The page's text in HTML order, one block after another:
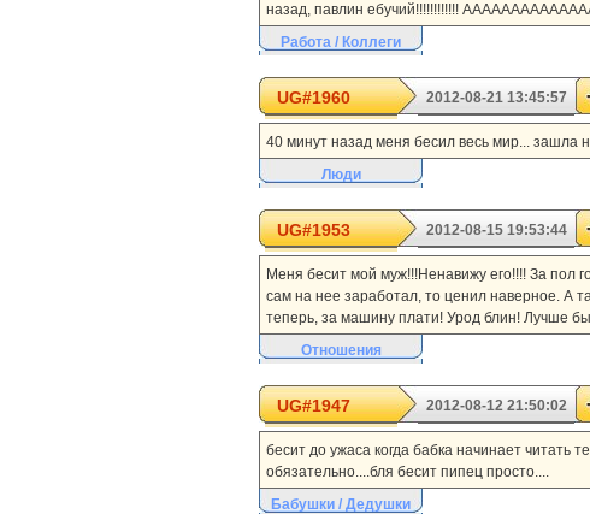
назад, павлин ебучий!!!!!!!!!!!!
Работа / Коллеги
UG#1960 2012-08-21 13:45:57
40 минут назад меня бесил весь мир... зашла
Люди
UG#1953 2012-08-15 19:53:44
Меня бесит мой муж!!!Ненавижу его!!!! За пол
сам на нее заработал, то ценил наверное. А
теперь, за машину плати! Урод блин! Лучше
Отношения
UG#1947 2012-08-12 21:50:02
бесит до ужаса когда бабка начинает читать
обязательно....бля бесит пипец просто....
Бабушки / Дедушки